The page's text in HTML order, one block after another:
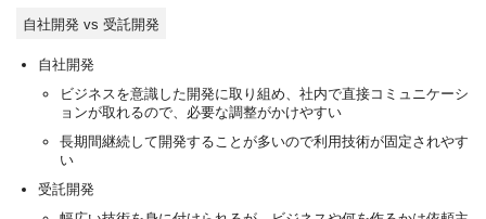
自社開発 vs 受託開発
自社開発
ビジネスを意識した開発に取り組め、社内で直接コミュニケーシ
ョンが取れるので、必要な調整がかけやすい
長期間継続して開発することが多いので利用技術が固定されやす
い
受託開発